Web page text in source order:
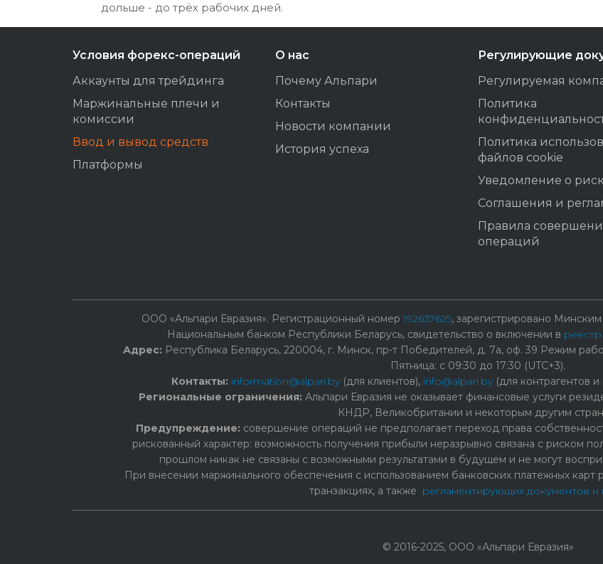
дольше - до трёх рабочих дней.
Условия форекс-операций
Аккаунты для трейдинга
Маржинальные плечи и
комиссии
Ввод и вывод средств
Платформы
О нас
Почему Альпари
Контакты
Новости компании
История успеха
Регулирующие
Регулируемая
Политика
Политика
файлов cookie
Уведомление о
Соглашения и
Правила
операций
ООО «Альпари Евразия». Регистрационный номер192637625, зарегистрировано
Национальным банком Республики Беларусь, свидетельство о включении в
Адрес: Республика Беларусь, 220004, г. Минск, пр-т Победителей, д. 7а, оф. 39 Режим
Пятница: с 09:30 до 17:30 (UTC+3).
Контакты: information@alpari.by(для клиентов), info@alpari.by(для контрагентов
Региональные ограничения: Альпари Евразия не оказывает финансовые услуги
КНДР, Великобритании и некоторым другим
Предупреждение: cовершение операций не предполагает переход права
рискованный характер: возможность получения прибыли неразрывно связана с риском
прошлом никак не связаны с возможными результатами в будущем и не могут
При внесении маржинального обеспечения с использованием банковских платежных
транзакциях, а также регламентирующих документов и
© 2016-2025, ООО «Альпари Евразия»